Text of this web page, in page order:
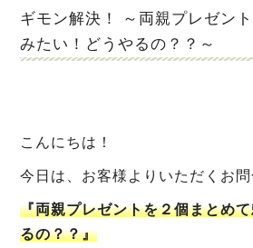
ギモン解決！ ～両親プレゼン
みたい！どうやるの？？～
こんにちは！
今日は、お客様よりいただくお
『両親プレゼントを２個まとめ
るの？？』